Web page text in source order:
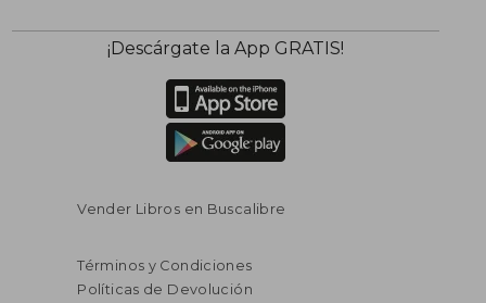
¡Descárgate la App GRATIS!
Vender Libros en Buscalibre
Términos y Condiciones
Políticas de Devolución